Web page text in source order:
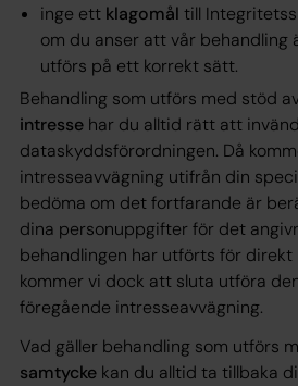
inge ett klagomål till
om du anser att vår behandling
utförs på ett korrekt sätt.
Behandling som utförs med stöd
intresse har du alltid rätt att
dataskyddsförordningen. Då
intresseavvägning utifrån din
bedöma om det fortfarande är
dina personuppgifter för det
behandlingen har utförts för direkt
kommer vi dock att sluta utföra
föregående intresseavvägning.
Vad gäller behandling som utförs
samtycke kan du alltid ta tillbaka